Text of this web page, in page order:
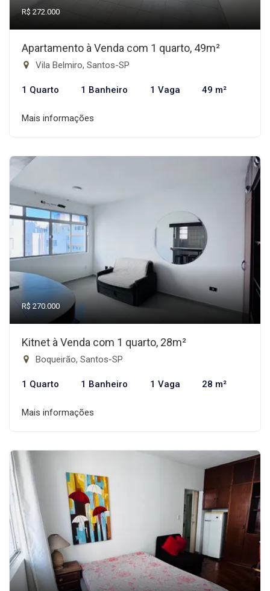
R$ 272.000
Apartamento à Venda com 1 quarto, 49m²
Vila Belmiro, Santos-SP
1 Quarto 1 Banheiro 1 Vaga 49 m²
Mais informações
R$ 270.000
Kitnet à Venda com 1 quarto, 28m²
Boqueirão, Santos-SP
1 Quarto 1 Banheiro 1 Vaga 28 m²
Mais informações